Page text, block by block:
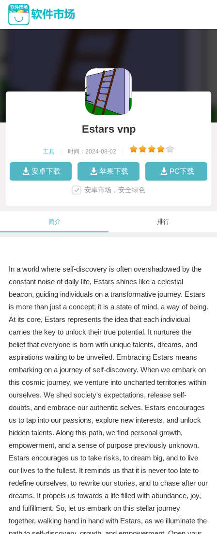
Estars vnp
工具 时间：2024-08-02
安卓下载 苹果下载 PC下载
安卓市场，安全绿色
简介 排行
In a world where self-discovery is often overshadowed by the
constant noise of daily life, Estars shines like a celestial
beacon, guiding individuals on a transformative journey. Estars
is more than just a concept; it is a state of mind, a way of being.
At its core, Estars represents the idea that each individual
carries the key to unlock their true potential. It nurtures the
belief that everyone is born with unique talents, dreams, and
aspirations waiting to be unveiled. Embracing Estars means
embarking on a journey of self-discovery. When we embark on
this cosmic journey, we venture into uncharted territories within
ourselves. We shed society's expectations, release self-
doubts, and embrace our authentic selves. Estars encourages
us to tap into our passions, explore new interests, and unlock
hidden talents. Along this path, we find personal growth,
empowerment, and a sense of purpose previously unknown.
Estars encourages us to take risks, to dream big, and to live
our lives to the fullest. It reminds us that it is never too late to
redefine ourselves, to rewrite our stories, and to chase after our
dreams. It propels us towards a life filled with abundance, joy,
and fulfillment. So, let us embark on this stellar journey
together, walking hand in hand with Estars, as we illuminate the